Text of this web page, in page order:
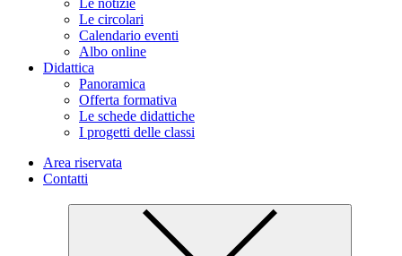
Le circolari
Calendario eventi
Albo online
Didattica
Panoramica
Offerta formativa
Le schede didattiche
I progetti delle classi
Area riservata
Contatti